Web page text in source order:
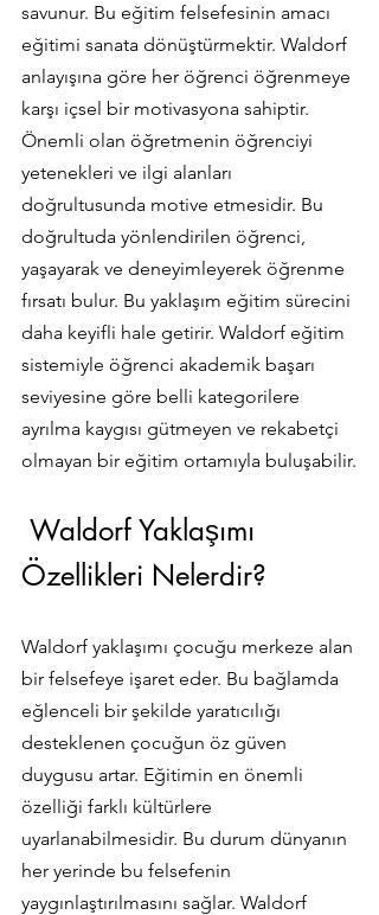
savunur. Bu eğitim felsefesinin amacı
eğitimi sanata dönüştürmektir. Waldorf
anlayışına göre her öğrenci öğrenmeye
karşı içsel bir motivasyona sahiptir.
Önemli olan öğretmenin öğrenciyi
yetenekleri ve ilgi alanları
doğrultusunda motive etmesidir. Bu
doğrultuda yönlendirilen öğrenci,
yaşayarak ve deneyimleyerek öğrenme
fırsatı bulur. Bu yaklaşım eğitim sürecini
daha keyifli hale getirir. Waldorf eğitim
sistemiyle öğrenci akademik başarı
seviyesine göre belli kategorilere
ayrılma kaygısı gütmeyen ve rekabetçi
olmayan bir eğitim ortamıyla buluşabilir.
Özellikleri Nelerdir?
Waldorf yaklaşımı çocuğu merkeze alan
bir felsefeye işaret eder. Bu bağlamda
eğlenceli bir şekilde yaratıcılığı
desteklenen çocuğun öz güven
duygusu artar. Eğitimin en önemli
özelliği farklı kültürlere
uyarlanabilmesidir. Bu durum dünyanın
her yerinde bu felsefenin
yaygınlaştırılmasını sağlar. Waldorf